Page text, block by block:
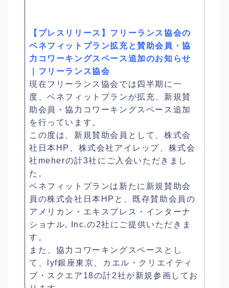
【プレスリリース】フリーランス協会の
ベネフィットプラン拡充と賛助会員・協
力コワーキングスペース追加のお知らせ
｜フリーランス協会
現在フリーランス協会では四半期に一
度、ベネフィットプランが拡充、新規賛
助会員・協力コワーキングスペース追加
を行っています。
この度は、新規賛助会員として、株式会
社日本HP、株式会社アイレップ、株式会
社meherの計3社にご入会いただきまし
た。
ベネフィットプランは新たに新規賛助会
員の株式会社日本HPと、既存賛助会員の
アメリカン・エキスプレス・インターナ
ショナル, Inc.の2社にご提供いただきま
す。
また、協力コワーキングスペースとし
て、lyf銀座東京、カエル・クリエイティ
ブ・スクエア18の計2社が新規参画してお